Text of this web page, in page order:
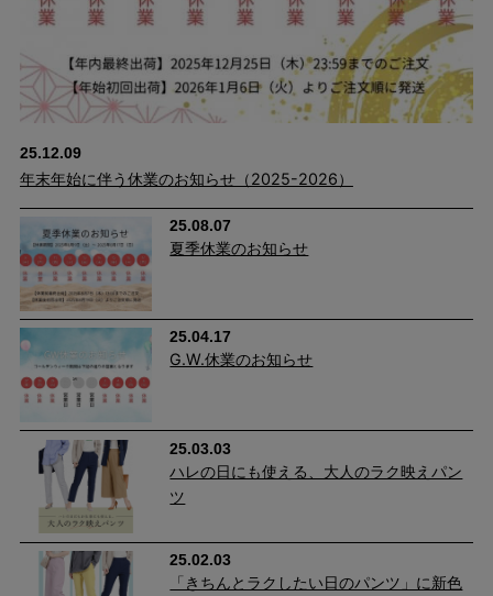
独自のパターン設計で、ヒップ部分など女性らしい曲線をよりき
後ろポケット部分にダーツを入れることによってキレイな丸みの
あるヒップにみせることができ、美尻効果を期待できます。 ま
プが可能に。
25.12.09
年末年始に伴う休業のお知らせ（2025-2026）
25.08.07
夏季休業のお知らせ
25.04.17
G.W.休業のお知らせ
25.03.03
ハレの日にも使える、大人のラク映えパン
ツ
25.02.03
「きちんとラクしたい日のパンツ」に新色